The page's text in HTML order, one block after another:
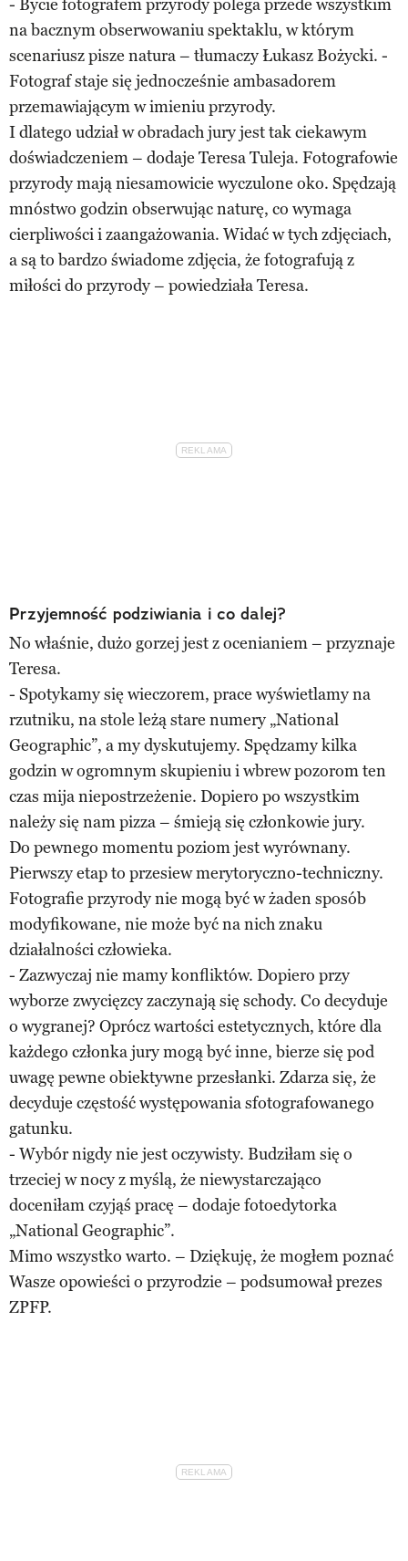
- Bycie fotografem przyrody polega przede wszystkim
na bacznym obserwowaniu spektaklu, w którym
scenariusz pisze natura – tłumaczy Łukasz Bożycki. -
Fotograf staje się jednocześnie ambasadorem
przemawiającym w imieniu przyrody.
I dlatego udział w obradach jury jest tak ciekawym
doświadczeniem – dodaje Teresa Tuleja. Fotografowie
przyrody mają niesamowicie wyczulone oko. Spędzają
mnóstwo godzin obserwując naturę, co wymaga
cierpliwości i zaangażowania. Widać w tych zdjęciach,
a są to bardzo świadome zdjęcia, że fotografują z
miłości do przyrody – powiedziała Teresa.
Przyjemność podziwiania i co dalej?
No właśnie, dużo gorzej jest z ocenianiem – przyznaje
Teresa.
- Spotykamy się wieczorem, prace wyświetlamy na
rzutniku, na stole leżą stare numery „National
Geographic”, a my dyskutujemy. Spędzamy kilka
godzin w ogromnym skupieniu i wbrew pozorom ten
czas mija niepostrzeżenie. Dopiero po wszystkim
należy się nam pizza – śmieją się członkowie jury.
Do pewnego momentu poziom jest wyrównany.
Pierwszy etap to przesiew merytoryczno-techniczny.
Fotografie przyrody nie mogą być w żaden sposób
modyfikowane, nie może być na nich znaku
działalności człowieka.
- Zazwyczaj nie mamy konfliktów. Dopiero przy
wyborze zwycięzcy zaczynają się schody. Co decyduje
o wygranej? Oprócz wartości estetycznych, które dla
każdego członka jury mogą być inne, bierze się pod
uwagę pewne obiektywne przesłanki. Zdarza się, że
decyduje częstość występowania sfotografowanego
gatunku.
- Wybór nigdy nie jest oczywisty. Budziłam się o
trzeciej w nocy z myślą, że niewystarczająco
doceniłam czyjąś pracę – dodaje fotoedytorka
„National Geographic”.
Mimo wszystko warto. – Dziękuję, że mogłem poznać
Wasze opowieści o przyrodzie – podsumował prezes
ZPFP.